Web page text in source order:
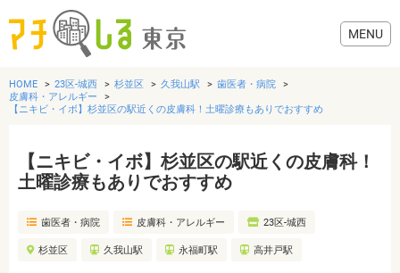
グルメ
美容・健康
HOME 23区-城西 杉並区 久我山駅
歯医者・病院
皮膚科・アレルギー
【ニキビ・イボ】杉並区の駅近くの皮膚科！土曜診療もありでおすすめ
【ニキビ・イボ】杉並区の駅近くの皮膚科！
土曜診療もありでおすすめ
歯医者・病院 皮膚科・アレルギー 23区-城西
杉並区 久我山駅 永福町駅 高井戸駅